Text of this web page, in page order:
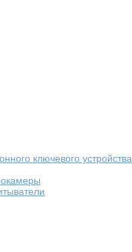
ключевого устройства